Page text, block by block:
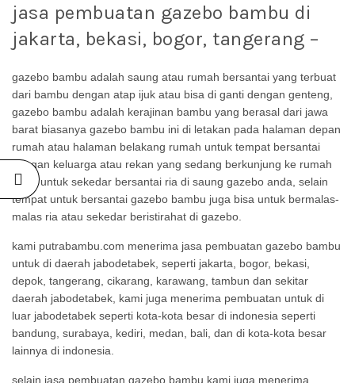
jasa pembuatan gazebo bambu di
jakarta, bekasi, bogor, tangerang –
gazebo bambu adalah saung atau rumah bersantai yang terbuat
dari bambu dengan atap ijuk atau bisa di ganti dengan genteng,
gazebo bambu adalah kerajinan bambu yang berasal dari jawa
barat biasanya gazebo bambu ini di letakan pada halaman depan
rumah atau halaman belakang rumah untuk tempat bersantai
dengan keluarga atau rekan yang sedang berkunjung ke rumah
anda untuk sekedar bersantai ria di saung gazebo anda, selain
tempat untuk bersantai gazebo bambu juga bisa untuk bermalas-
malas ria atau sekedar beristirahat di gazebo.
kami putrabambu.com menerima jasa pembuatan gazebo bambu
untuk di daerah jabodetabek, seperti jakarta, bogor, bekasi,
depok, tangerang, cikarang, karawang, tambun dan sekitar
daerah jabodetabek, kami juga menerima pembuatan untuk di
luar jabodetabek seperti kota-kota besar di indonesia seperti
bandung, surabaya, kediri, medan, bali, dan di kota-kota besar
lainnya di indonesia.
selain jasa pembuatan gazebo bambu kami juga menerima